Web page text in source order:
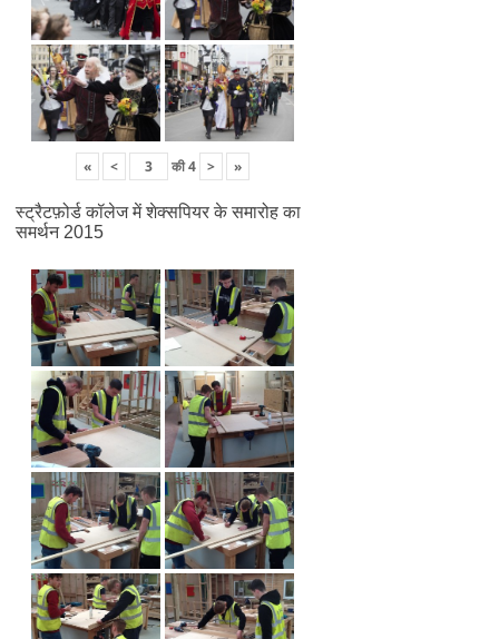
« < की4 > »
स्ट्रैटफ़ोर्ड कॉलेज में शेक्सपियर के समारोह का
समर्थन 2015